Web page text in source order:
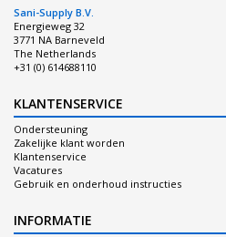
Sani-Supply B.V.
Energieweg 32
3771 NA Barneveld
The Netherlands
+31 (0) 614688110
KLANTENSERVICE
Ondersteuning
Zakelijke klant worden
Klantenservice
Vacatures
Gebruik en onderhoud instructies
INFORMATIE